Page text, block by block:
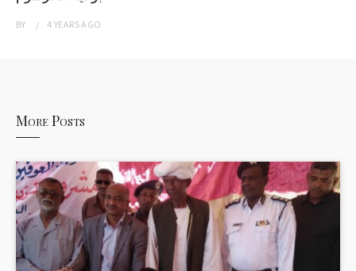
BY 4 YEARSAGO
More Posts